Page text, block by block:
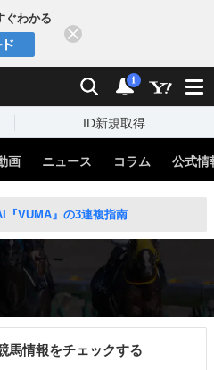
ぐわかる
検索 通知
i
ID新規取得
画 ニュース コラム 公式情
『VUMA』の3連複指南
馬情報をチェックする